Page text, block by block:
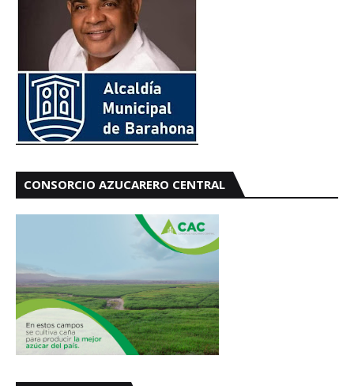
CONSORCIO AZUCARERO CENTRAL